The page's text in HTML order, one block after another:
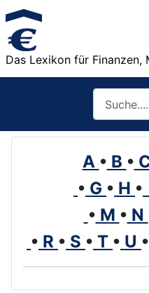
Das Lexikon für Finanzen,
A • B •
• G • H •
• M • N
• R • S • T • U •